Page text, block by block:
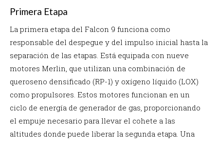
Primera Etapa
La primera etapa del Falcon 9 funciona como
responsable del despegue y del impulso inicial hasta la
separación de las etapas. Está equipada con nueve
motores Merlin, que utilizan una combinación de
queroseno densificado (RP-1) y oxígeno líquido (LOX)
como propulsores. Estos motores funcionan en un
ciclo de energía de generador de gas, proporcionando
el empuje necesario para llevar el cohete a las
altitudes donde puede liberar la segunda etapa. Una